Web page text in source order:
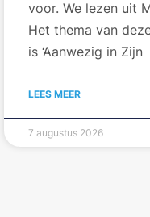
voor. We lezen uit
Het thema van
is ‘Aanwezig in Zijn
LEES MEER
7 augustus 2026